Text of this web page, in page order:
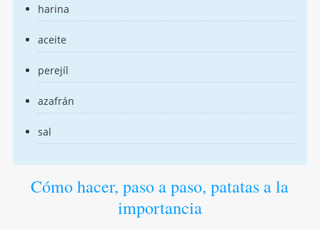
harina
aceite
perejíl
azafrán
sal
Cómo hacer, paso a paso, patatas a la
importancia